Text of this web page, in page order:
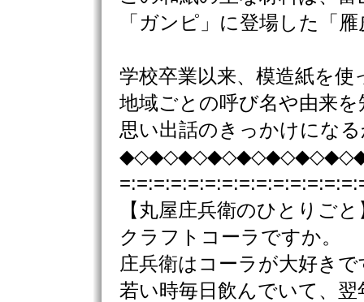
「ガンピ」に登場した「
学校卒業以来、模造紙を
地域ごとの呼び名や由来
思い出話のきっかけにな
【丸屋庄兵衛のひとりごと
クラフトコーラですか。
庄兵衛はコーラが大好きで
若い時毎日飲んでいて、翌